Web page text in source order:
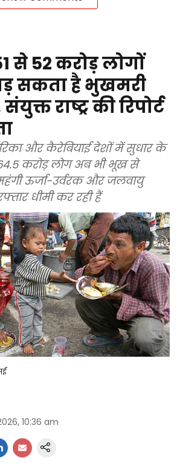
से 52 करोड़ लोगों
सकता है भुखमरी
राष्ट्र की रिपोर्ट
और कैरेबियाई देशों में सुधार के
करोड़ लोग अब भी भूख से
महंगी ऊर्जा-उर्वरक और जलवायु
धीमी कर रही हैं
10:36 am